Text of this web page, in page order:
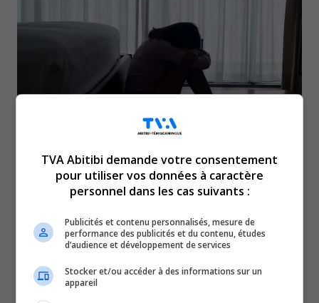
On apprend maintenant que
l’impasse avec la Société
d’habitation du Québec
pourrait être dénouée très
TVA Abitibi demande votre consentement
pour utiliser vos données à caractère
personnel dans les cas suivants :
Publicités et contenu personnalisés, mesure de
performance des publicités et du contenu, études
d’audience et développement de services
Stocker et/ou accéder à des informations sur un
appareil